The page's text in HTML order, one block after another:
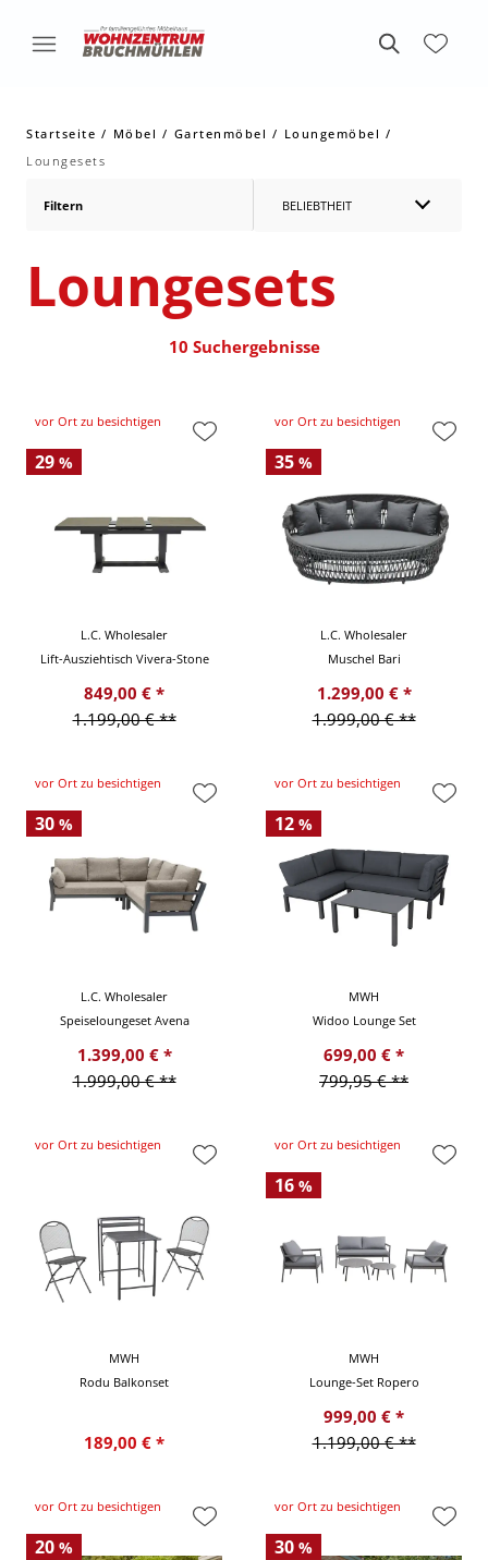
Startseite Möbel Gartenmöbel
Loungemöbel
Loungesets
Filtern BELIEBTHEIT
Loungesets
10 Suchergebnisse
vor Ort zu besichtigen
29 %
L.C. Wholesaler
Lift-Ausziehtisch Vivera-Stone
849,00 € *
1.199,00 € **
vor Ort zu besichtigen
35 %
L.C. Wholesaler
Muschel Bari
1.299,00 € *
1.999,00 € **
vor Ort zu besichtigen
30 %
L.C. Wholesaler
Speiseloungeset Avena
1.399,00 € *
1.999,00 € **
vor Ort zu besichtigen
12 %
MWH
Widoo Lounge Set
699,00 € *
799,95 € **
vor Ort zu besichtigen
MWH
Rodu Balkonset
189,00 € *
vor Ort zu besichtigen
16 %
MWH
Lounge-Set Ropero
999,00 € *
1.199,00 € **
vor Ort zu besichtigen
20 %
vor Ort zu besichtigen
30 %